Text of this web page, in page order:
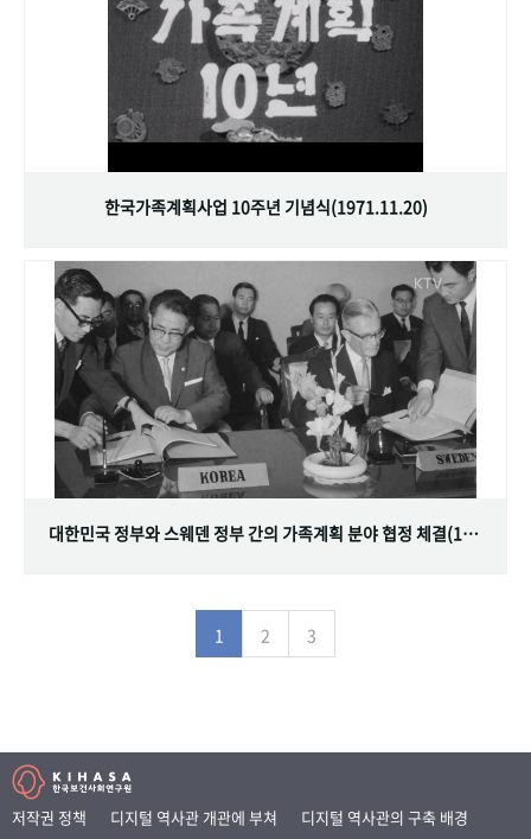
한국가족계획사업 10주년 기념식(1971.11.20)
대한민국 정부와 스웨덴 정부 간의 가족계획 분야 협정 체결(1968.07.12)
1 2 3
저작권 정책 디지털 역사관 개관에 부쳐
디지털 역사관의 구축 배경